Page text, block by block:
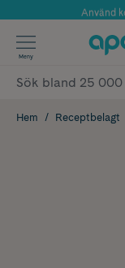
Använd
Meny
Hem Receptbelagt